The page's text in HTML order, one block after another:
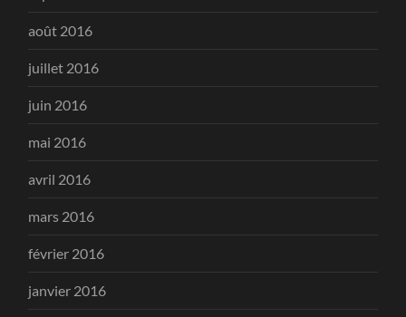
août 2016
juillet 2016
juin 2016
mai 2016
avril 2016
mars 2016
février 2016
janvier 2016